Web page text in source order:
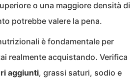
o una maggiore densità di
potrebbe valere la pena.
è fondamentale per
realmente acquistando. Verifica
aggiunti, grassi saturi, sodio e